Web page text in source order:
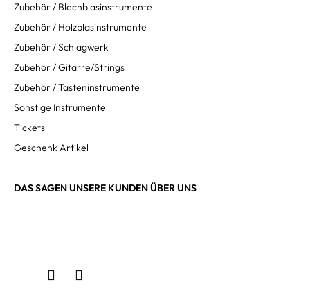
Zubehör / Blechblasinstrumente
Zubehör / Holzblasinstrumente
Zubehör / Schlagwerk
Zubehör / Gitarre/Strings
Zubehör / Tasteninstrumente
Sonstige Instrumente
Tickets
Geschenk Artikel
DAS SAGEN UNSERE KUNDEN ÜBER UNS